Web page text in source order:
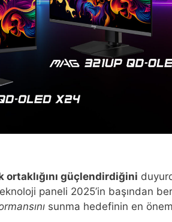
güçlendirdiğini
paneli 2025’in başından
sunma hedefinin en